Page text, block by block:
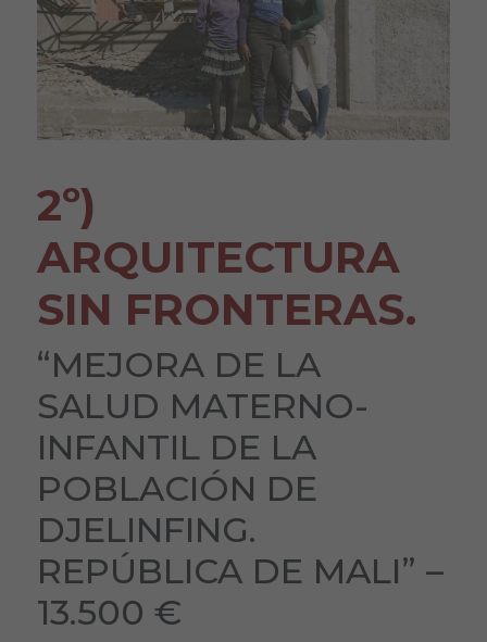
2º)
ARQUITECTURA
SIN FRONTERAS.
“MEJORA DE LA
SALUD MATERNO-
INFANTIL DE LA
POBLACIÓN DE
DJELINFING.
REPÚBLICA DE MALI” –
13.500 €